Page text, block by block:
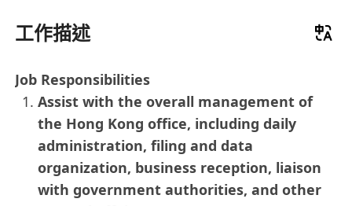
工作描述
Job Responsibilities
Assist with the overall management of
the Hong Kong office, including daily
administration, filing and data
organization, business reception, liaison
with government authorities, and other